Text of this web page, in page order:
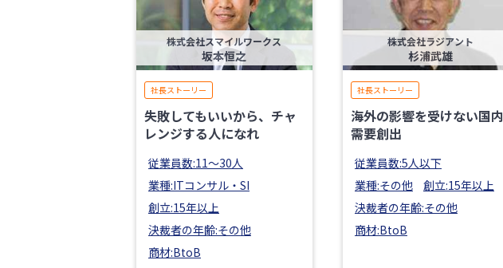
株式会社スマイルワークス
坂本恒之
社長ストーリー
失敗してもいいから、チャ
レンジする人になれ
従業員数:11〜30人
業種:ITコンサル・SI
創立:15年以上
決裁者の年齢:その他
商材:BtoB
株式会社ラジアント
杉浦武雄
社長ストーリー
海外の影響を受けない国内
需要創出
従業員数:5人以下
業種:その他
創立:15年以上
決裁者の年齢:その他
商材:BtoB